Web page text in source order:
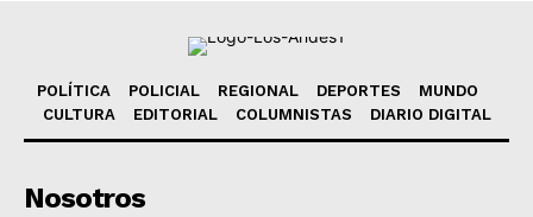
POLÍTICA POLICIAL REGIONAL DEPORTES
MUNDO
CULTURA
EDITORIAL COLUMNISTAS DIARIO DIGITAL
Nosotros